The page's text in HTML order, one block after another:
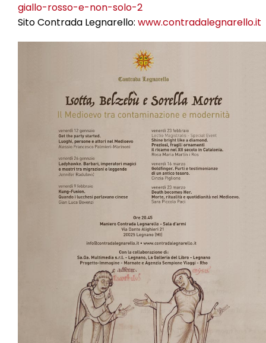
giallo-rosso-e-non-solo-2
Sito Contrada Legnarello: www.contradalegnarello.it